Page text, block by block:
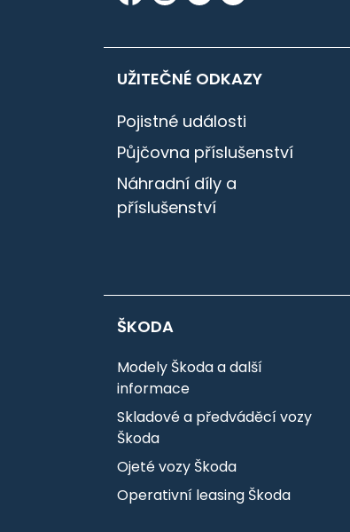
UŽITEČNÉ ODKAZY
Pojistné události
Půjčovna příslušenství
Náhradní díly a
příslušenství
ŠKODA
Modely Škoda a další
informace
Skladové a předváděcí vozy
Škoda
Ojeté vozy Škoda
Operativní leasing Škoda